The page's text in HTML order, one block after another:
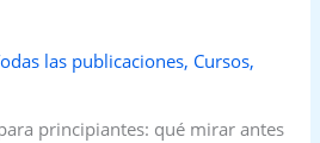
las publicaciones, Cursos,
principiantes: qué mirar antes